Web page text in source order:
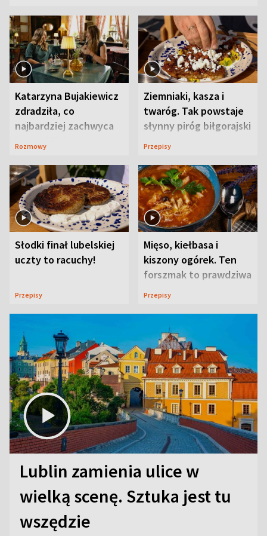
Katarzyna Bujakiewicz
zdradziła, co
najbardziej zachwyca
ją w Lublinie
Rozmowy
Ziemniaki, kasza i
twaróg. Tak powstaje
słynny piróg biłgorajski
Przepisy
Słodki finał lubelskiej
uczty to racuchy!
Przepisy
Mięso, kiełbasa i
kiszony ogórek. Ten
forszmak to prawdziwa
uczta
Przepisy
Lublin zamienia ulice w
wielką scenę. Sztuka jest tu
wszędzie